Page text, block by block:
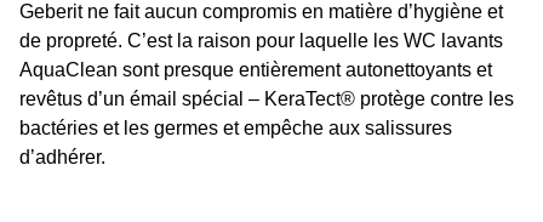
Geberit ne fait aucun compromis en matière d’hygiène et
de propreté. C’est la raison pour laquelle les WC lavants
AquaClean sont presque entièrement autonettoyants et
revêtus d’un émail spécial – KeraTect® protège contre les
bactéries et les germes et empêche aux salissures
d’adhérer.